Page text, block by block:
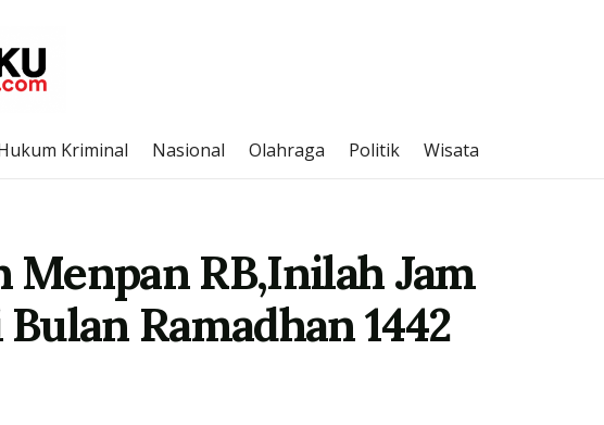
Kriminal Nasional Olahraga Politik Wisata
Menpan RB,Inilah Jam
Ramadhan 1442